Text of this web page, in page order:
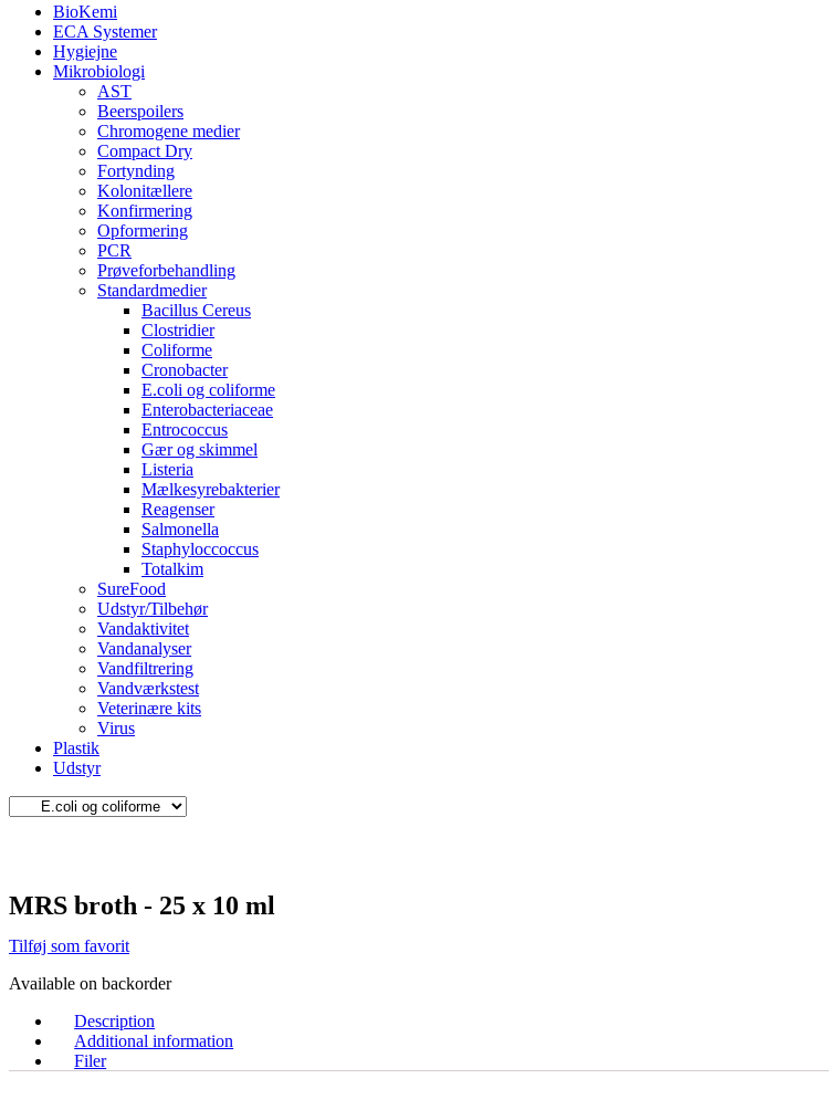
BioKemi
ECA Systemer
Hygiejne
Mikrobiologi
AST
Beerspoilers
Chromogene medier
Compact Dry
Fortynding
Kolonitællere
Konfirmering
Opformering
PCR
Prøveforbehandling
Standardmedier
Bacillus Cereus
Clostridier
Coliforme
Cronobacter
E.coli og coliforme
Enterobacteriaceae
Entrococcus
Gær og skimmel
Listeria
Mælkesyrebakterier
Reagenser
Salmonella
Staphyloccoccus
Totalkim
SureFood
Udstyr/Tilbehør
Vandaktivitet
Vandanalyser
Vandfiltrering
Vandværkstest
Veterinære kits
Virus
Plastik
Udstyr
MRS broth - 25 x 10 ml
Tilføj som favorit
Available on backorder
Description
Additional information
Filer